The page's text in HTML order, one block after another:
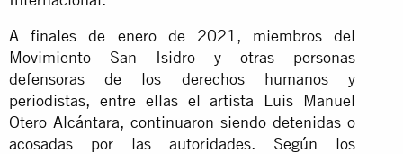
A finales de enero de 2021, miembros del
Movimiento San Isidro y otras personas
defensoras de los derechos humanos y
periodistas, entre ellas el artista Luis Manuel
Otero Alcántara, continuaron siendo detenidas o
acosadas por las autoridades. Según los